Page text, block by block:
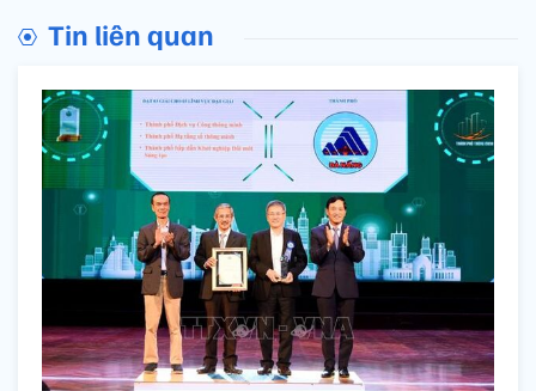
Tin liên quan